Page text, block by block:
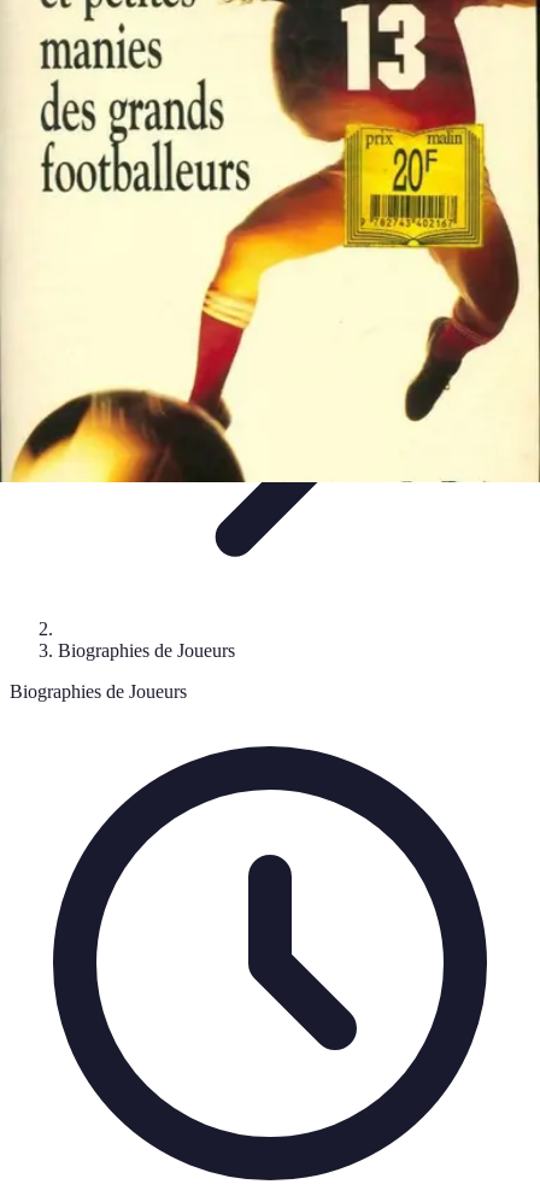
Biographies Football
Biographies Inspirantes
Biographies
EmblématiquesBiographies Biographies InfluentesBiographies
Légendaires
Biographies Football
Biographies de Joueurs
Biographies de Joueurs